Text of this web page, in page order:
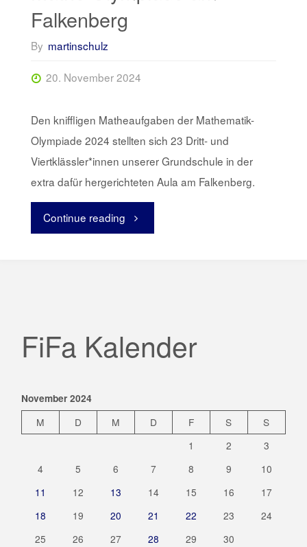
Falkenberg
By martinschulz
20. November 2024
Den kniffligen Matheaufgaben der Mathematik-
Olympiade 2024 stellten sich 23 Dritt- und
Viertklässler*innen unserer Grundschule in der
extra dafür hergerichteten Aula am Falkenberg.
Continue reading "Mathe
FiFa Kalender
November 2024
M D M D F S
S
1
2
3
4
5 6 7 8 9
10
11
12 13 14 15 16
17
18
19 20 21 22 23
24
25
26 27 28 29 30